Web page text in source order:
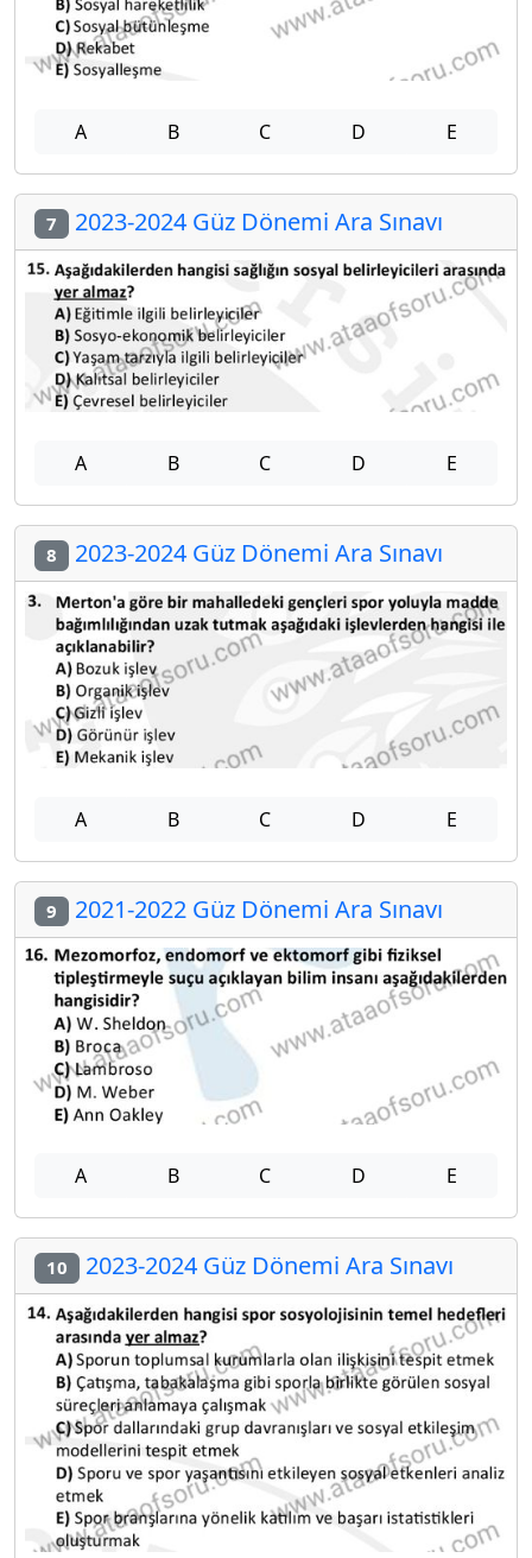
A B C D E
7 2023-2024 Güz Dönemi Ara Sınavı
A B C D E
8 2023-2024 Güz Dönemi Ara Sınavı
A B C D E
9 2021-2022 Güz Dönemi Ara Sınavı
A B C D E
10 2023-2024 Güz Dönemi Ara Sınavı